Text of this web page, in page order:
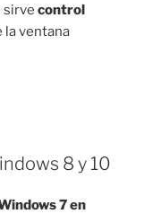
sirve control
la ventana
8 y 10
7 en